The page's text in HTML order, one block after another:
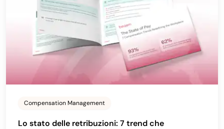
Compensation Management
Lo stato delle retribuzioni: 7 trend che